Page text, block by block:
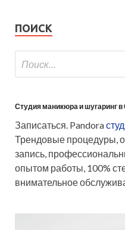
ПОИСК
Студия маникюра и шугаринг
Записаться. Pandora
Трендовые процедуры,
запись,
опытом работы, 100%
внимательное